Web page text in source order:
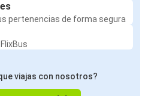
pertenencias de forma segura
viajas con nosotros?